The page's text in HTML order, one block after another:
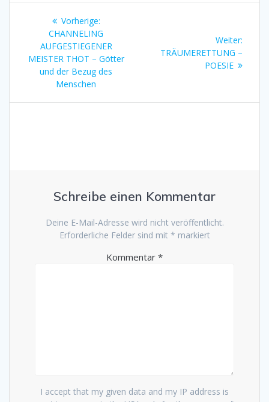
Beitragsnavigation
Vorherige:Vorheriger
Beitrag:
CHANNELING
AUFGESTIEGENER
MEISTER THOT – Götter
und der Bezug des
Menschen
Weiter:
TRÄUMERETTUNG –
POESIE
Schreibe einen Kommentar
Deine E-Mail-Adresse wird nicht veröffentlicht.
Erforderliche Felder sind mit * markiert
Kommentar *
I accept that my given data and my IP address is